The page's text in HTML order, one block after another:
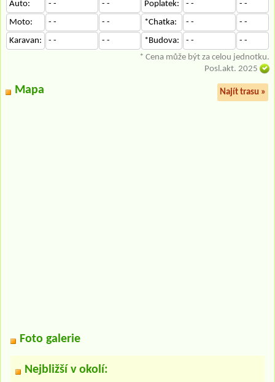
Auto: - - - - Poplatek: - -
- -
Moto:
- - - - *Chatka: - -
- -
Karavan:
- - - - *Budova: - -
- -
* Cena může být za celou jednotku.
Posl.akt. 2025
Mapa Najít trasu »
Foto galerie
Nejbližší v okolí: